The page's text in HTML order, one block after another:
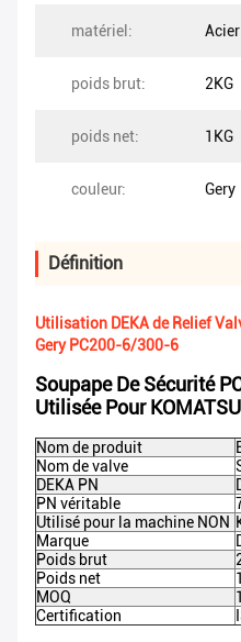
matériel: Acier
poids brut: 2KG
poids net: 1KG
couleur: Gery
Définition
Utilisation DEKA de Relief
Gery PC200-6/300-6
Soupape De Sécurité
Utilisée Pour KOMATSU
Nom de produit
Nom de valve
DEKA PN
PN véritable
Utilisé pour la machine NON
Marque
Poids brut
Poids net
MOQ
Certification